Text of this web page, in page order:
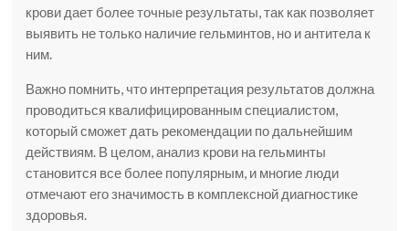
крови дает более точные результаты, так как позволяет
выявить не только наличие гельминтов, но и антитела к
ним.
Важно помнить, что интерпретация результатов должна
проводиться квалифицированным специалистом,
который сможет дать рекомендации по дальнейшим
действиям. В целом, анализ крови на гельминты
становится все более популярным, и многие люди
отмечают его значимость в комплексной диагностике
здоровья.